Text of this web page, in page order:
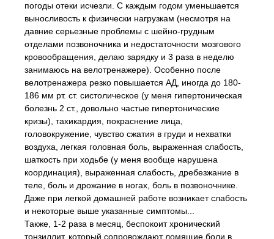
погоды отеки исчезли. С каждым годом уменьшается
выносливость к физически нагрузкам (несмотря на
давние серьезные проблемы с шейно-грудным
отделами позвоночника и недостаточности мозгового
кровообращения, делаю зарядку и 3 раза в неделю
занимаюсь на велотренажере). Особенно после
велотренажера резко повышается АД, иногда до 180-
186 мм рт. ст. систолическое (у меня гипертоническая
болезнь 2 ст., довольно частые гипертонические
кризы), тахикардия, покраснение лица,
головокружение, чувство сжатия в груди и нехватки
воздуха, легкая головная боль, выраженная слабость,
шаткость при ходьбе (у меня вообще нарушена
координация), выраженная слабость, дребезжание в
теле, боль и дрожание в ногах, боль в позвоночнике.
Даже при легкой домашней работе возникает слабость
и некоторые выше указанные симптомы...
Также, 1-2 раза в месяц, беспокоит хронический
тонзиллит, который сопровождают ломящие боли в